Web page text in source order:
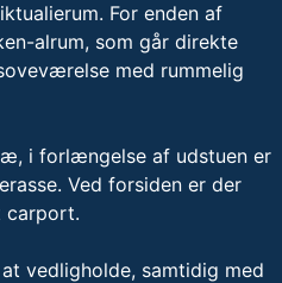
For enden af
alrum, som går direkte
med rummelig
i forlængelse af udstuen er
Ved forsiden er der
carport.
vedligholde, samtidig med